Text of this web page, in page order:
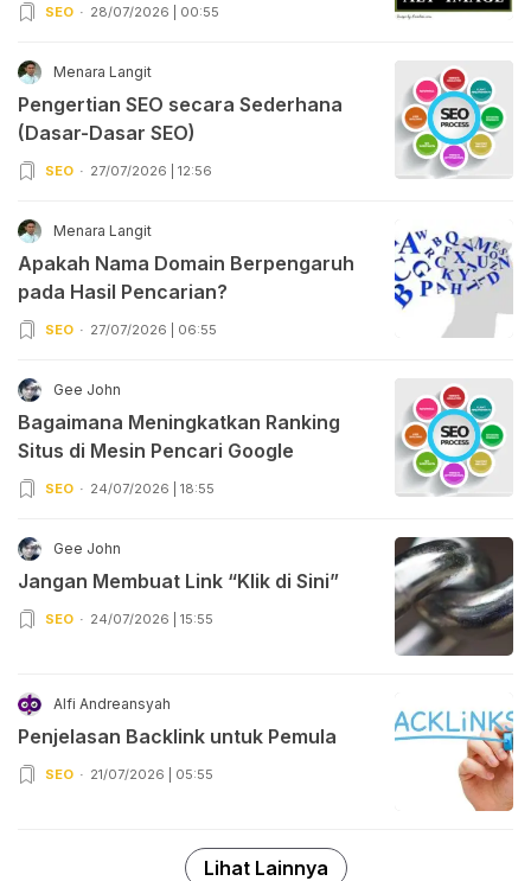
SEO 28/07/2026 | 00:55
Menara Langit
Pengertian SEO secara Sederhana
(Dasar-Dasar SEO)
SEO 27/07/2026 | 12:56
Menara Langit
Apakah Nama Domain Berpengaruh
pada Hasil Pencarian?
SEO 27/07/2026 | 06:55
Gee John
Bagaimana Meningkatkan Ranking
Situs di Mesin Pencari Google
SEO 24/07/2026 | 18:55
Gee John
Jangan Membuat Link “Klik di Sini”
SEO 24/07/2026 | 15:55
Alfi Andreansyah
Penjelasan Backlink untuk Pemula
SEO 21/07/2026 | 05:55
Lihat Lainnya